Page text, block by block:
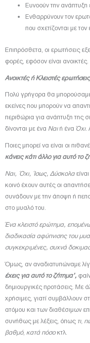
Ευνοούν την
Ενθαρρύνουν τον
που σχετίζονται με τον
Επιπρόσθετα, οι ερωτήσεις
φορές, εφόσον είναι ανοικτές.
Ανοικτές ή Κλειστές
Πολύ γρήγορα θα μπορούσαμε
εκείνες που μπορούν να
περιθώρια για ανάπτυξη της
δίνονται με ένα Ναιή ένα Όχι.
Ποιες μπορεί να είναι οι
κάνεις κάτι άλλο για αυτό το
Ναι, Όχι, Ίσως, Δύσκολα
κοινό έχουν αυτές οι
συνάδουν με την άποψη ή
στο μυαλό του.
Ένα κλειστό ερώτημα,
διαδικασία αφύπνισης του
συγκεκριμένες, συχνά
Όμως, αν αναδιατυπώναμε
έχεις για αυτό το ζήτημα’,
δημιουργικές προτάσεις. Με
χρήσιμες, γιατί συμβάλλουν
ατόμου και των διαθέσιμων
συνήθως με λέξεις, όπως τι,
βαθμό, κατά πόσοκτλ.